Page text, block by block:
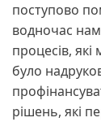
поступово
водночас
процесів,
було
рішень, які